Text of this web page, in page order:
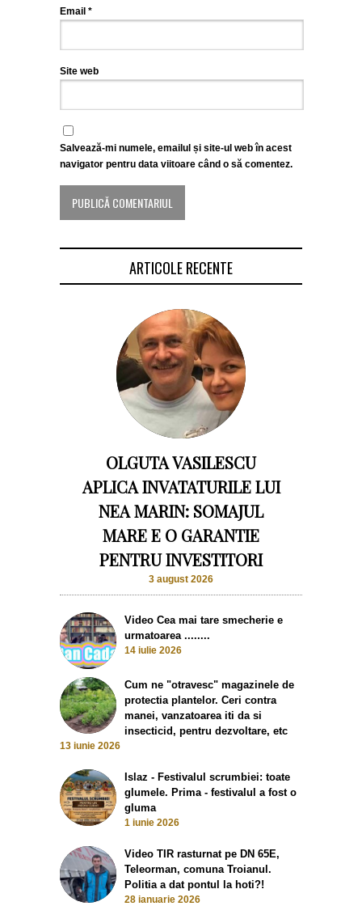
Email *
Site web
Salvează-mi numele, emailul și site-ul web în acest
navigator pentru data viitoare când o să comentez.
ARTICOLE RECENTE
OLGUTA VASILESCU
APLICA INVATATURILE LUI
NEA MARIN: SOMAJUL
MARE E O GARANTIE
PENTRU INVESTITORI
3 august 2026
Video Cea mai tare smecherie e
urmatoarea ........
14 iulie 2026
Cum ne "otravesc" magazinele de
protectia plantelor. Ceri contra
manei, vanzatoarea iti da si
insecticid, pentru dezvoltare, etc
13 iunie 2026
Islaz - Festivalul scrumbiei: toate
glumele. Prima - festivalul a fost o
gluma
1 iunie 2026
Video TIR rasturnat pe DN 65E,
Teleorman, comuna Troianul.
Politia a dat pontul la hoti?!
28 ianuarie 2026